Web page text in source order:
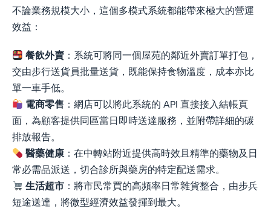
不論業務規模大小，這個多模式系統都能帶來極大的營運
效益：
餐飲外賣 ：系統可將同一個屋苑的鄰近外賣訂單打包，
交由步行送貨員批量送貨，既能保持食物溫度，成本亦比
單一車手低。
電商零售 ：網店可以將此系統的 API 直接接入結帳頁
面，為顧客提供同區當日即時送達服務，並附帶詳細的碳
排放報告。
醫藥健康 ：在中轉站附近提供高時效且精準的藥物及日
常必需品派送，切合診所與藥房的特定配送需求。
生活超市 ：將市民常買的高頻率日常雜貨整合，由步兵
短途送達，將微型經濟效益發揮到最大。